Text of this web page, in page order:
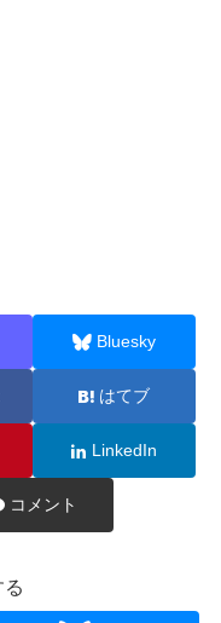
Bluesky
はてブ
LinkedIn
コメント